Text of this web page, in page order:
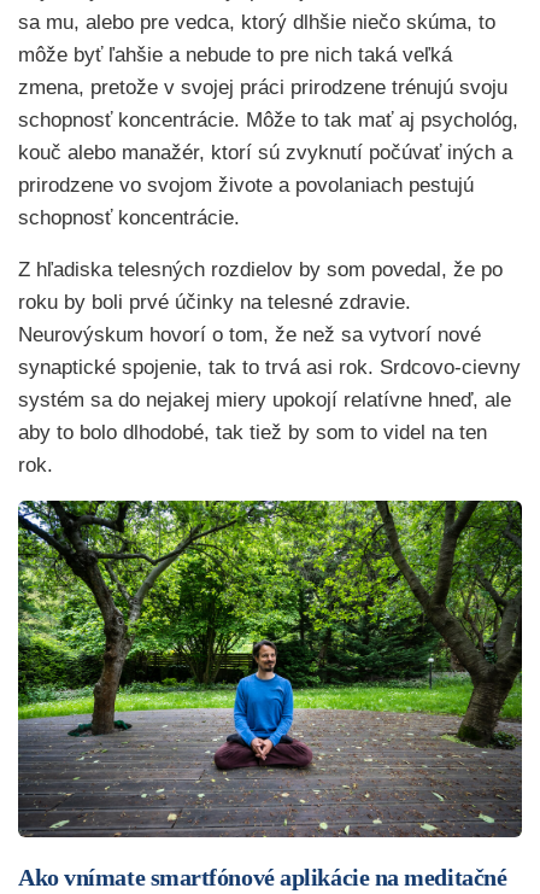
sa mu, alebo pre vedca, ktorý dlhšie niečo skúma, to
môže byť ľahšie a nebude to pre nich taká veľká
zmena, pretože v svojej práci prirodzene trénujú svoju
schopnosť koncentrácie. Môže to tak mať aj psychológ,
kouč alebo manažér, ktorí sú zvyknutí počúvať iných a
prirodzene vo svojom živote a povolaniach pestujú
schopnosť koncentrácie.
Z hľadiska telesných rozdielov by som povedal, že po
roku by boli prvé účinky na telesné zdravie.
Neurovýskum hovorí o tom, že než sa vytvorí nové
synaptické spojenie, tak to trvá asi rok. Srdcovo-cievny
systém sa do nejakej miery upokojí relatívne hneď, ale
aby to bolo dlhodobé, tak tiež by som to videl na ten
rok.
Ako vnímate smartfónové aplikácie na meditačné